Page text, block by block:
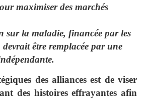
maximiser des marchés
sur la maladie, financée par les
être remplacée par une
des alliances est de viser
des histoires effrayantes afin